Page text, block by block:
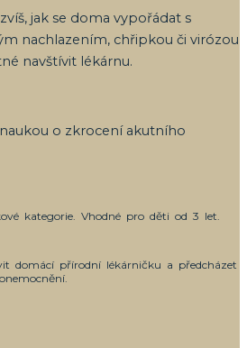
jak se doma vypořádat s
nachlazením, chřipkou či virózou
navštívit lékárnu.
o zkrocení akutního
kategorie. Vhodné pro děti od 3 let.
domácí přírodní lékárničku a předcházet